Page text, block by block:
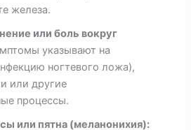
железа.
или боль вокруг
указывают на
ногтевого ложа),
или другие
процессы.
или пятна (меланонихия):